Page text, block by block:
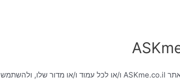
1. אנו מודים לך על בחירתך להיכנס לאתר ASKme.co.il ו/או לכל עמוד ו/או מדור שלו, ולהשתמש